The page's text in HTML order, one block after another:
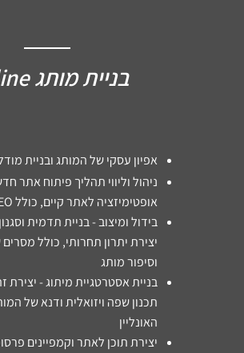
בניית מותג Online
אפיון עסקי של המותג ובניית
ניהול וליווי תהליך פיתוח אתר
אופטימיזציה לאתר קיים, כולל SEO
בידול ומיצוב - בניית תדמית
יצירת יתרון תחרותי, כולל מסרים
וסיפור מותג
בניית אסטרטגיית מיתוג - יצירת
תכנון שפה ויזואלית ודנא של
האונליין
יצירת תוכן לאתר וקמפיינים